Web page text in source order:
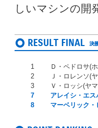
しいマシンの開
1
Ｄ・ペドロサ(
2
Ｊ・ロレンソ(
3
Ｖ・ロッシ(ヤ
7
アレイシ・エ
8
マーベリック